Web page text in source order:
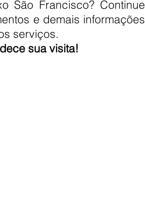
São Francisco? Continue
e demais informações
serviços.
sua visita!